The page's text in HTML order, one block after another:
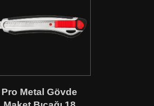
Pro Metal Gövde